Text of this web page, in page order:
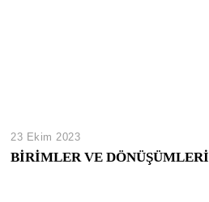
23 Ekim 2023
BİRİMLER VE DÖNÜŞÜMLERİ